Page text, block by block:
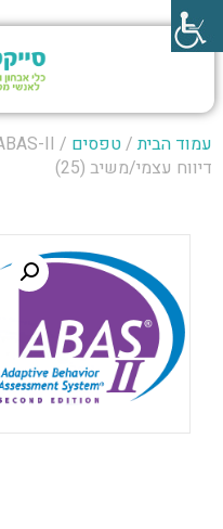
עמוד הבית/טפסים
דיווח עצמי/משיב (25)